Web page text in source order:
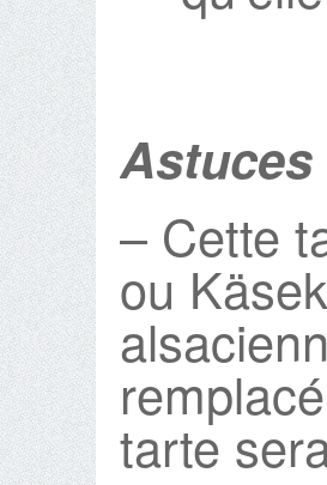
– Cette
ou
tarte